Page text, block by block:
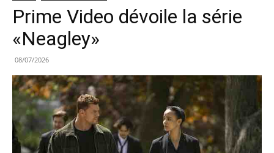
Prime Video dévoile la série
«Neagley»
08/07/2026